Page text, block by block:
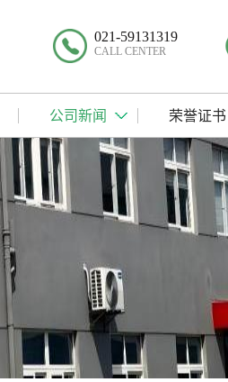
021-59131319
CALL CENTER
公司新闻 荣誉证书